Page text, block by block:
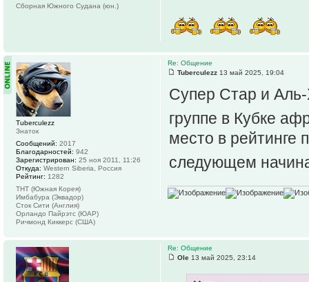
Сборная Южного Судана (юн.)
Re: Общение
Tuberculezz 13 май 2025, 19:04
Супер Стар и
группе в Кубке
место в рейтинге
следующем
Tuberculezz
Знаток
Сообщений: 2017
Благодарностей: 942
Зарегистрирован: 25 ноя 2011, 11:26
Откуда: Western Siberia, Россия
Рейтинг: 1282
ТНТ (Южная Корея)
Имбабура (Эквадор)
Сток Сити (Англия)
Орландо Пайрэтс (ЮАР)
Ричмонд Киккерс (США)
Re: Общение
Ole 13 май 2025, 23:14